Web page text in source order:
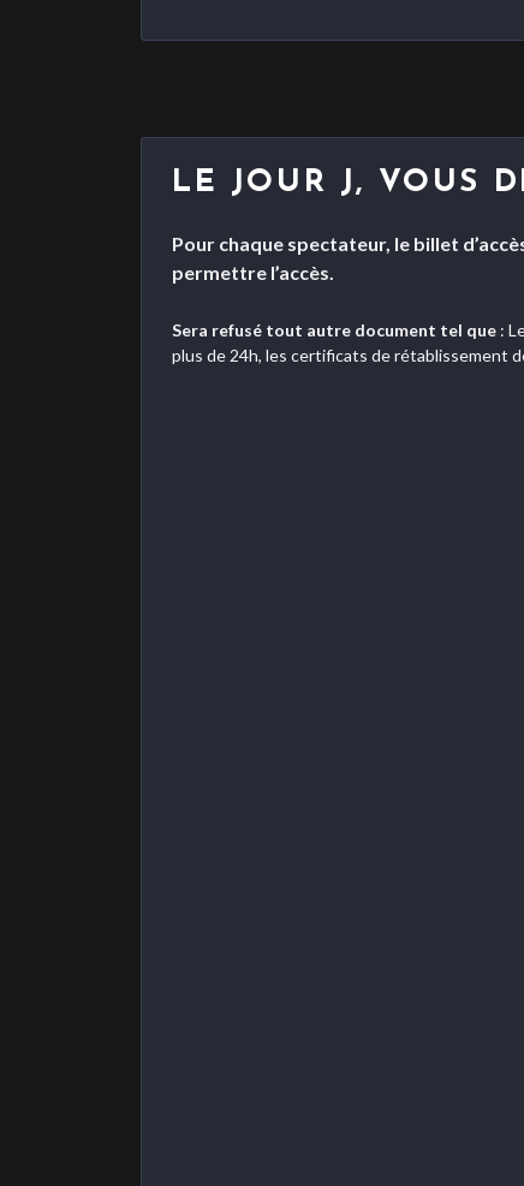
LE JOUR J, VOUS
Pour chaque spectateur, le billet
permettre l’accès.
Sera refusé tout autre document tel que :
plus de 24h, les certificats de rétablissement